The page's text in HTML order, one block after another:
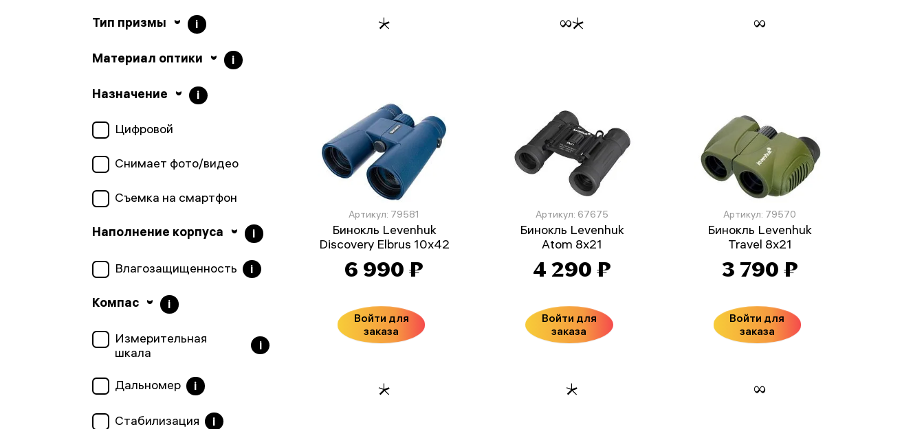
Тип призмы i
Материал оптики i
Назначение i
Цифровой
Снимает фото/видео
Съемка на смартфон
Наполнение корпуса i
Влагозащищенность i
Компас i
Измерительная
шкала
i
Дальномер i
Стабилизация i
Артикул: 79581
Бинокль Levenhuk
Discovery Elbrus 10x42
6 990 ₽
Войти для
заказа
Артикул: 67675
Бинокль Levenhuk
Atom 8x21
4 290 ₽
Войти для
заказа
Артикул: 79570
Бинокль Levenhuk
Travel 8x21
3 790 ₽
Войти для
заказа